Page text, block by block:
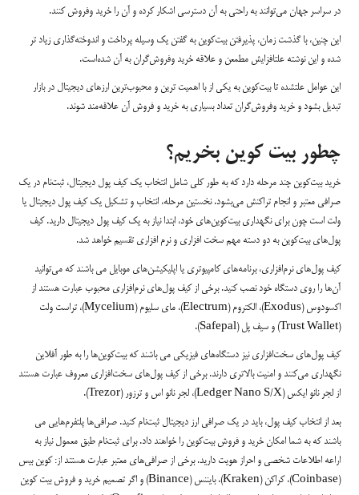
در سراسر جهان می‌توانند به راحتی به آن دسترسی اشکار کرده و آن را خرید وفروش کنند.
این چنین، با گذشت زمان، پذیرفتن بیت‌کوین به گفتن یک وسیله پرداخت و اندوخته‌گذاری زیاد تر
شده و این نوشته علتافزایش مطمعن و علاقه خرید وفروش‌گران به آن شده‌است.
این عوامل علتشده تا بیت‌کوین به یکی از با اهمیت ترین و محبوب‌ترین ارزهای دیجیتال در بازار
تبدیل بشود و خرید وفروش‌گران تعداد بسیاری به خرید و فروش آن علاقه‌مند شوند.
چطور بیت کوین بخریم؟
خرید بیت‌کوین چند مرحله دارد که به طور کلی شامل انتخاب یک کیف پول دیجیتال، ثبت‌نام در یک
صرافی معتبر و انجام تراکنش می‌بشود. نخستین مرحله، انتخاب و تشکیل یک کیف پول دیجیتال یا
ولت است چون برای نگهداری بیت‌کوین‌های خود، ابتدا نیاز به یک کیف پول دیجیتال دارید. کیف
پول‌های بیت‌کوین به دو دسته مهم سخت افزاری و نرم افزاری تقسیم خواهد شد.
کیف پول‌های نرم‌افزاری، برنامه‌های کامپیوتری یا اپلیکیشن‌های موبایل می باشند که می‌توانید
آن‌ها را روی دستگاه خود نصب کنید. برخی از کیف پول‌های نرم‌افزاری محبوب عبارت هستند از
اکسودوس (Exodus)، الکتروم (Electrum)، مای سلیوم (Mycelium)، تراست ولت
(Trust Wallet) و سیف پل (Safepal).
کیف پول‌های سخت‌افزاری نیز دستگاه‌های فیزیکی می باشند که بیت‌کوین‌ها را به طور آفلاین
نگهداری می‌کنند و امنیت بالاتری دارند. برخی از کیف پول‌های سخت‌افزاری معروف عبارت هستند
از لجر نانو ایکس (Ledger Nano S/X)، لجر نانو اس و ترزور (Trezor).
بعد از انتخاب کیف پول، باید در یک صرافی ارز دیجیتال ثبت‌نام کنید. صرافی‌ها پلتفرم‌هایی می
باشند که به شما امکان خرید و فروش بیت‌کوین را خواهند داد. برای ثبت‌نام طبق معمول نیاز به
اراعه اطلاعات شخصی و احراز هویت دارید. برخی از صرافی‌های معتبر عبارت هستند از: کوین بیس
(Coinbase)، کراکن (Kraken)، بایننس (Binance) و اگر تصمیم خرید و فروش بیت کوین